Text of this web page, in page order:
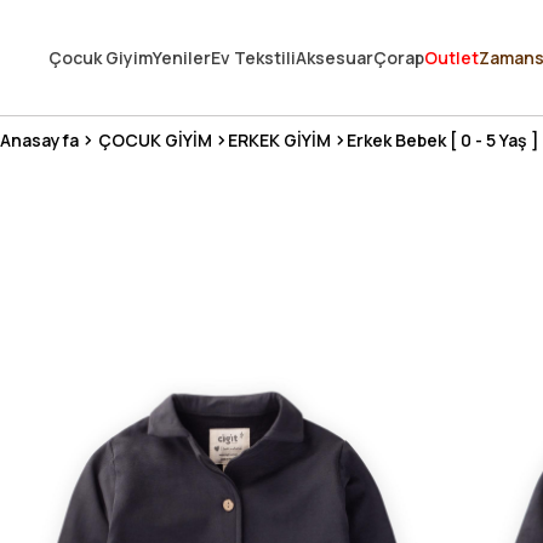
3 MİLYONDAN FAZLA MUTLU MÜŞTERİ ❤️ 10 MİLYON ÜRÜN
Çocuk GiyimYenilerEv TekstiliAksesuarÇorapOutlet
Anasayfa ÇOCUK GİYİM ERKEK GİYİM Erkek Bebek [ 0 - 5 Yaş ]